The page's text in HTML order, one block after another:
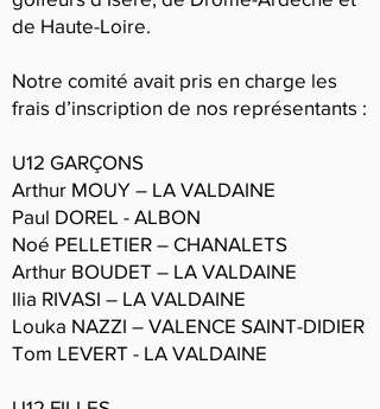
de Haute-Loire.
Notre comité avait pris en charge les
frais d’inscription de nos représentants :
U12 GARÇONS
Arthur MOUY – LA VALDAINE
Paul DOREL - ALBON
Noé PELLETIER – CHANALETS
Arthur BOUDET – LA VALDAINE
Ilia RIVASI – LA VALDAINE
Louka NAZZI – VALENCE SAINT-DIDIER
Tom LEVERT - LA VALDAINE